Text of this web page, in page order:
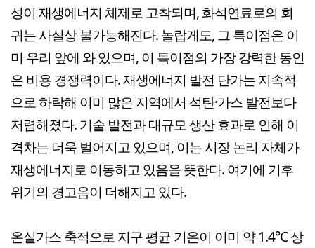
성이 재생에너지 체제로 고착되며, 화석연료로의 회
귀는 사실상 불가능해진다. 놀랍게도, 그 특이점은 이
미 우리 앞에 와 있으며, 이 특이점의 가장 강력한 동인
은 비용 경쟁력이다. 재생에너지 발전 단가는 지속적
으로 하락해 이미 많은 지역에서 석탄·가스 발전보다
저렴해졌다. 기술 발전과 대규모 생산 효과로 인해 이
격차는 더욱 벌어지고 있으며, 이는 시장 논리 자체가
재생에너지로 이동하고 있음을 뜻한다. 여기에 기후
위기의 경고음이 더해지고 있다.
온실가스 축적으로 지구 평균 기온이 이미 약 1.4℃ 상